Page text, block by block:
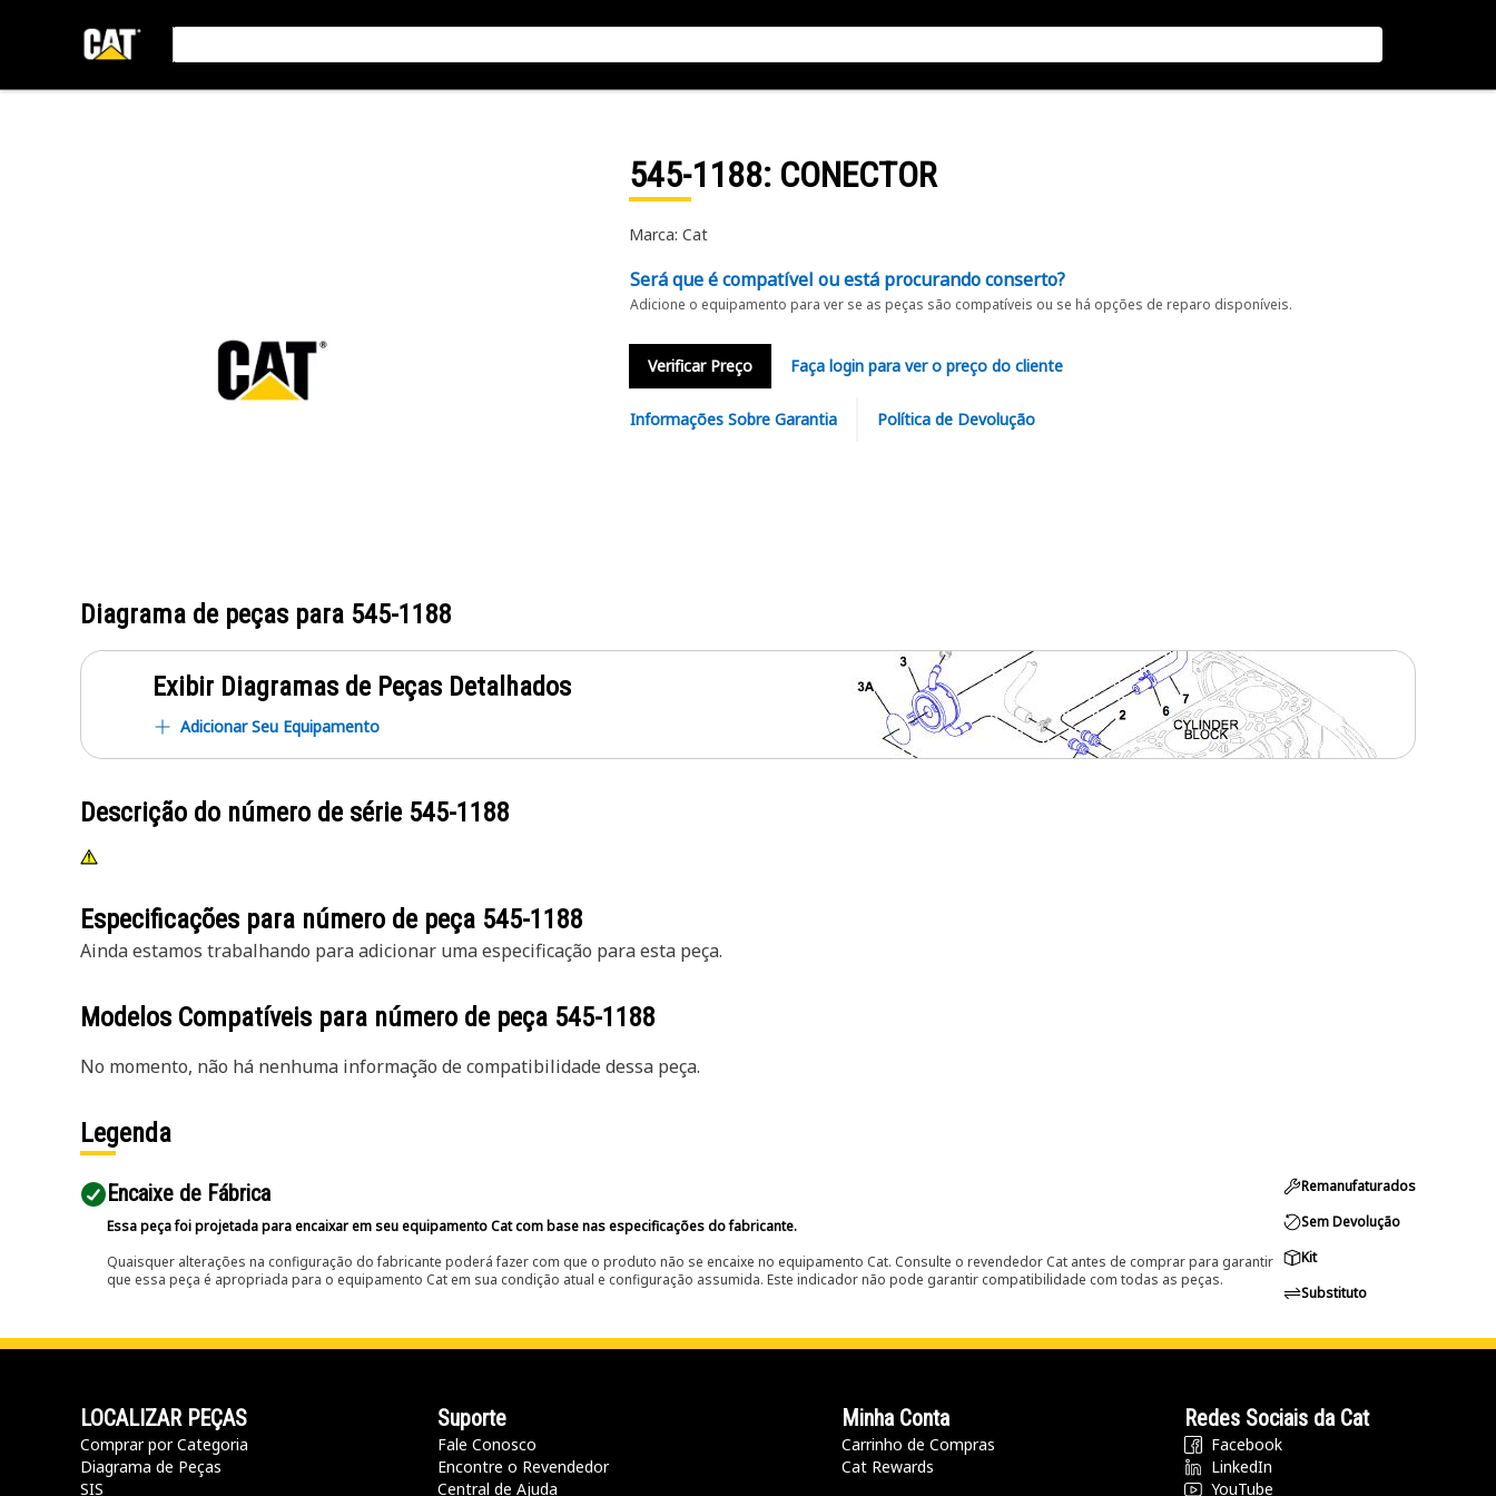
545-1188: CONECTOR
Marca: Cat
Será que é compatível ou está procurando conserto?
Adicione o equipamento para ver se as peças são compatíveis ou se há opções de reparo disponíveis.
Verificar Preço Faça login para ver o preço do cliente
Informações Sobre Garantia Política de Devolução
Diagrama de peças para 545-1188
Exibir Diagramas de Peças Detalhados
Adicionar Seu Equipamento
Descrição do número de série 545-1188
Especificações para número de peça 545-1188
Ainda estamos trabalhando para adicionar uma especificação para esta peça.
Modelos Compatíveis para número de peça 545-1188
No momento, não há nenhuma informação de compatibilidade dessa peça.
Legenda
Encaixe de Fábrica
Essa peça foi projetada para encaixar em seu equipamento Cat com base nas especificações do fabricante.
Quaisquer alterações na configuração do fabricante poderá fazer com que o produto não se encaixe no equipamento Cat. Consulte o revendedor Cat antes de comprar para garantir
que essa peça é apropriada para o equipamento Cat em sua condição atual e configuração assumida. Este indicador não pode garantir compatibilidade com todas as peças.
Remanufaturados
Sem Devolução
Kit
Substituto
LOCALIZAR PEÇAS
Comprar por Categoria
Diagrama de Peças
SIS
Suporte
Fale Conosco
Encontre o Revendedor
Central de Ajuda
Minha Conta
Carrinho de Compras
Cat Rewards
Redes Sociais da Cat
Facebook
LinkedIn
YouTube